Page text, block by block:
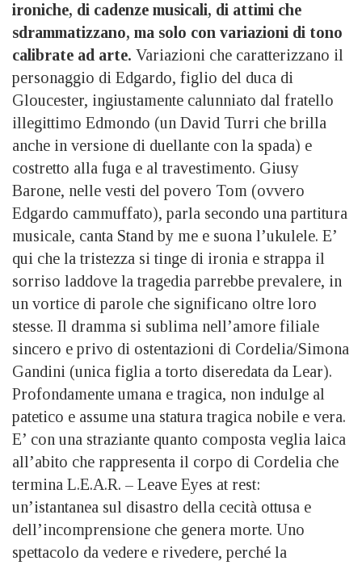
ironiche, di cadenze musicali, di attimi che
sdrammatizzano, ma solo con variazioni di tono
calibrate ad arte. Variazioni che caratterizzano il
personaggio di Edgardo, figlio del duca di
Gloucester, ingiustamente calunniato dal fratello
illegittimo Edmondo (un David Turri che brilla
anche in versione di duellante con la spada) e
costretto alla fuga e al travestimento. Giusy
Barone, nelle vesti del povero Tom (ovvero
Edgardo cammuffato), parla secondo una partitura
musicale, canta Stand by me e suona l’ukulele. E’
qui che la tristezza si tinge di ironia e strappa il
sorriso laddove la tragedia parrebbe prevalere, in
un vortice di parole che significano oltre loro
stesse. Il dramma si sublima nell’amore filiale
sincero e privo di ostentazioni di Cordelia/Simona
Gandini (unica figlia a torto diseredata da Lear).
Profondamente umana e tragica, non indulge al
patetico e assume una statura tragica nobile e vera.
E’ con una straziante quanto composta veglia laica
all’abito che rappresenta il corpo di Cordelia che
termina L.E.A.R. – Leave Eyes at rest:
un’istantanea sul disastro della cecità ottusa e
dell’incomprensione che genera morte. Uno
spettacolo da vedere e rivedere, perché la